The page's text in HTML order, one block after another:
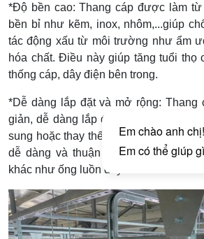
*Độ bền cao: Thang cáp được làm
bền bỉ như kẽm, inox, nhôm,...giúp
tác động xấu từ môi trường như ẩm
hóa chất. Điều này giúp tăng tuổi thọ
thống cáp, dây điện bên trong.
*Dễ dàng lắp đặt và mở rộng: Thang
giản, dễ dàng lắp đặt và mở rộng khi
sung hoặc thay thế dây cáp, việc thao
dễ dàng và thuận tiện hơn so với
khác như ống luồn dây.